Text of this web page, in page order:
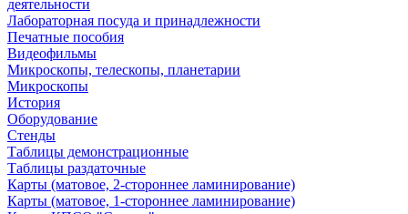
деятельности
Лабораторная посуда и принадлежности
Печатные пособия
Видеофильмы
Микроскопы, телескопы, планетарии
Микроскопы
История
Оборудование
Стенды
Таблицы демонстрационные
Таблицы раздаточные
Карты (матовое, 2-стороннее ламинирование)
Карты (матовое, 1-стороннее ламинирование)